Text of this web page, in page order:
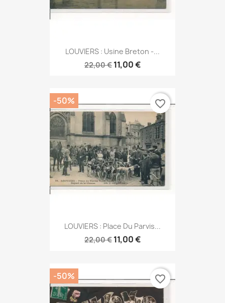
LOUVIERS : Usine Breton -...
22,00 € 11,00 €
LOUVIERS : Place Du Parvis...
22,00 € 11,00 €
-50% favorite_border
-50% favorite_border